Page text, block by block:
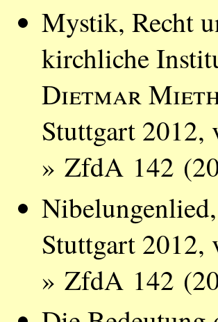
Mystik, Recht
kirchliche
Dietmar
Stuttgart 2012,
» ZfdA 142
Stuttgart 2012,
» ZfdA 142